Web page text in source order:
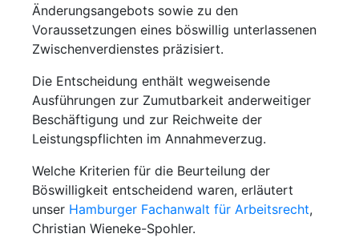
Änderungsangebots sowie zu den
Voraussetzungen eines böswillig unterlassenen
Zwischenverdienstes präzisiert.
Die Entscheidung enthält wegweisende
Ausführungen zur Zumutbarkeit anderweitiger
Beschäftigung und zur Reichweite der
Leistungspflichten im Annahmeverzug.
Welche Kriterien für die Beurteilung der
Böswilligkeit entscheidend waren, erläutert
unser Hamburger Fachanwalt für Arbeitsrecht,
Christian Wieneke-Spohler.